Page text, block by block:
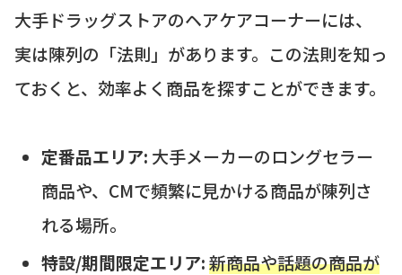
大手ドラッグストアのヘアケアコーナーには、
実は陳列の「法則」があります。この法則を知っ
ておくと、効率よく商品を探すことができます。
定番品エリア: 大手メーカーのロングセラー
商品や、CMで頻繁に見かける商品が陳列さ
れる場所。
特設/期間限定エリア:新商品や話題の商品が